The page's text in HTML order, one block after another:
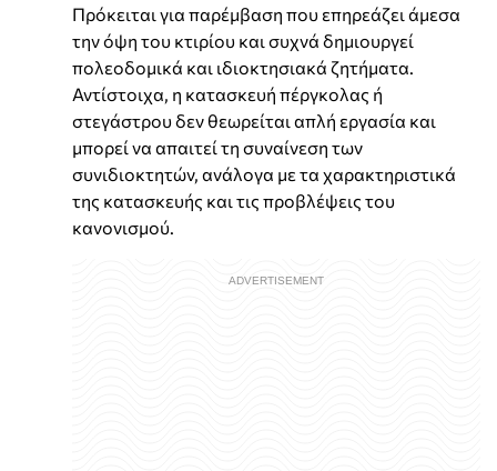
Πρόκειται για παρέμβαση που επηρεάζει άμεσα
την όψη του κτιρίου και συχνά δημιουργεί
πολεοδομικά και ιδιοκτησιακά ζητήματα.
Αντίστοιχα, η κατασκευή πέργκολας ή
στεγάστρου δεν θεωρείται απλή εργασία και
μπορεί να απαιτεί τη συναίνεση των
συνιδιοκτητών, ανάλογα με τα χαρακτηριστικά
της κατασκευής και τις προβλέψεις του
κανονισμού.